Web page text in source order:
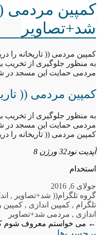
کمپین مردمی ((
شد+تصاویر
کمپین مردمی (( تاریخانه را
به منظور جلوگیری از تخریب
مردمی حمایت این مسجد در
کمپین مردمی ((
به منظور جلوگیری از تخریب
مردمی حمایت این مسجد در
کمپین مردمی (( تاریخانه را
آپدیت نود32 ورژن 8
استخدام
جولای 6, 2016
گروه تلگرام(( شد+تصاویر ,
تلگرام , کمپین اندازی , کمپین را
اندازی , مردمی شد+تصاویر
← می خواستم معروف شوم